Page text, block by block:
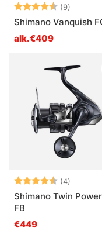
Arvio: (9)
4.8
Shimano Vanquish
alk.€409
Arvio: (4)
4.5
Shimano Twin
FB
€449